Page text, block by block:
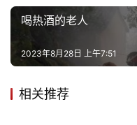
喝热酒的老人
2023年8月28日 上午7:51
相关推荐